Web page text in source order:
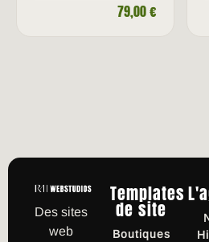
79,00€
Des sites
web
Templates
de site
Boutiques